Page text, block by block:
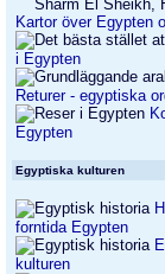
Kartor över Egypten
i Egypten
Returer - egyptiska
Egypten
Egyptiska kulturen
forntida Egypten
kulturen